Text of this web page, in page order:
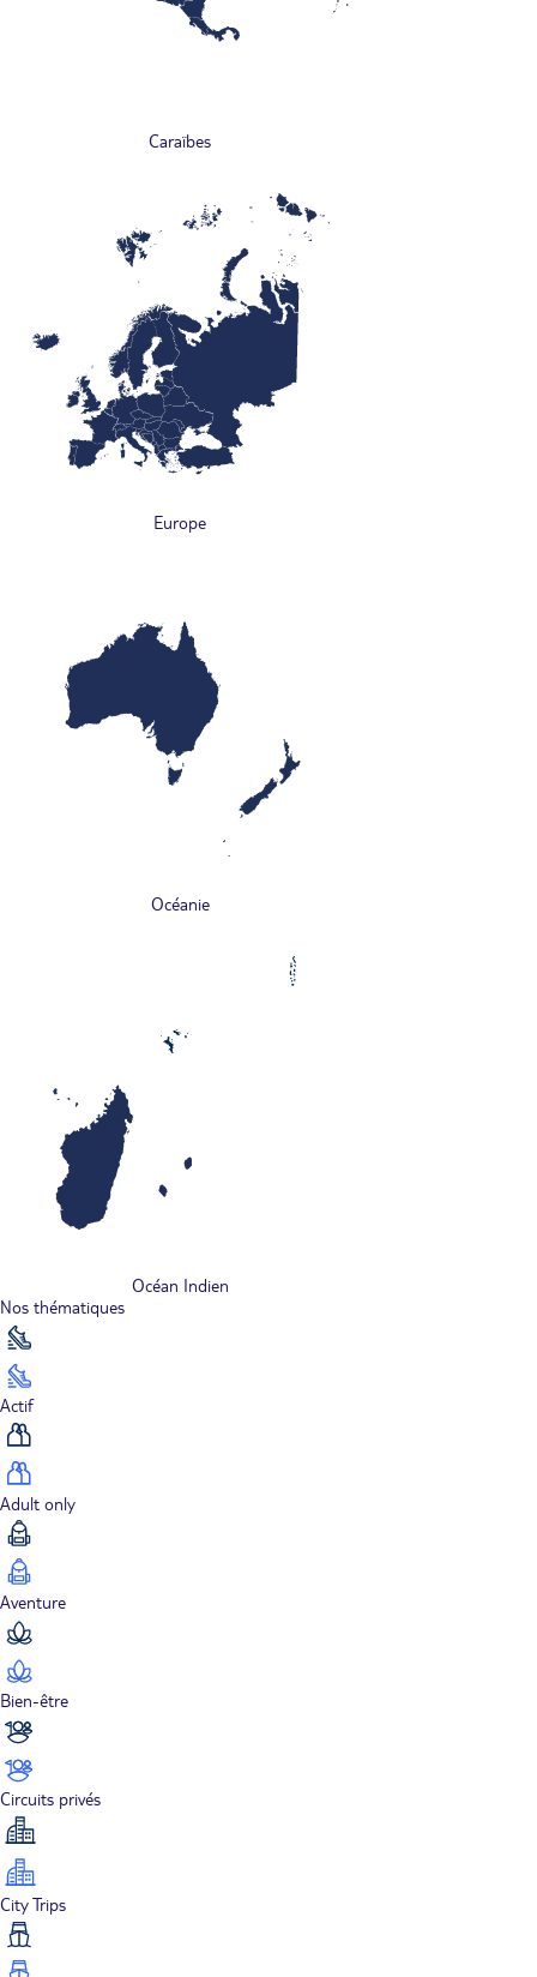
Caraïbes
Europe
Océanie
Océan Indien
Nos thématiques
Actif
Adult only
Aventure
Bien-être
Circuits privés
City Trips